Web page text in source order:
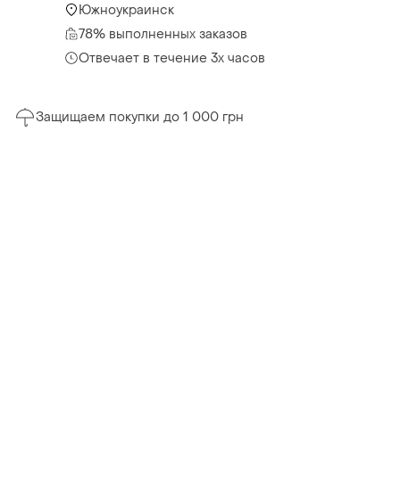
Южноукраинск
78% выполненных заказов
Отвечает в течение 3х часов
Защищаем покупки до 1 000 грн